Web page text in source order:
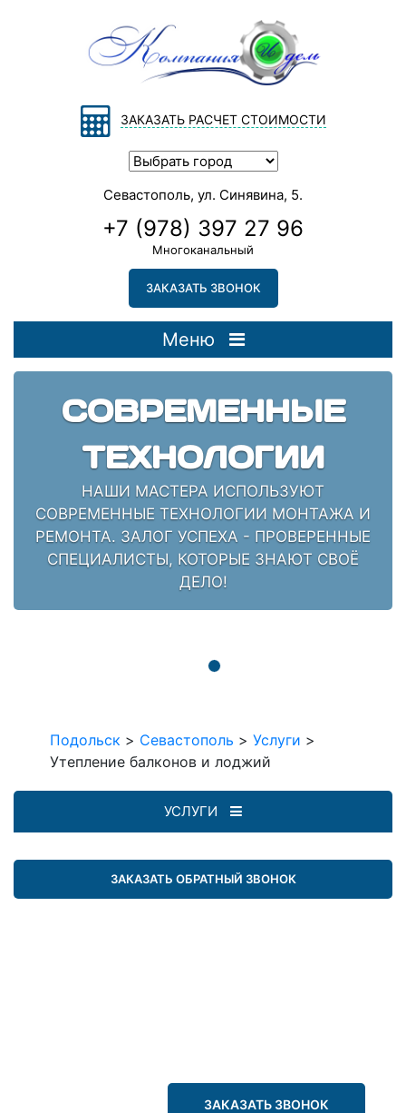
ЗАКАЗАТЬ РАСЧЕТ СТОИМОСТИ
Севастополь, ул. Синявина, 5.
+7 (978) 397 27 96
Многоканальный
ЗАКАЗАТЬ ЗВОНОК
Меню
СОВРЕМЕННЫЕ
ТЕХНОЛОГИИ
НАШИ МАСТЕРА ИСПОЛЬЗУЮТ
СОВРЕМЕННЫЕ ТЕХНОЛОГИИ МОНТАЖА И
РЕМОНТА. ЗАЛОГ УСПЕХА - ПРОВЕРЕННЫЕ
СПЕЦИАЛИСТЫ, КОТОРЫЕ ЗНАЮТ СВОЁ
ДЕЛО!
Подольск > Севастополь > Услуги >
Утепление балконов и лоджий
УСЛУГИ
ЗАКАЗАТЬ ОБРАТНЫЙ ЗВОНОК
ЗАКАЗАТЬ ЗВОНОК